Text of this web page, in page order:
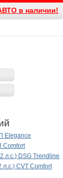
в наличии!
Elegance
Comfort
л.с.) DSG Trendline
л.с.) CVT Comfort